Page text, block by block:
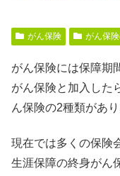
がん保険 がん保
がん保険には保障期
がん保険と加入した
ん保険の2種類があり
現在では多くの保険
生涯保障の終身がん